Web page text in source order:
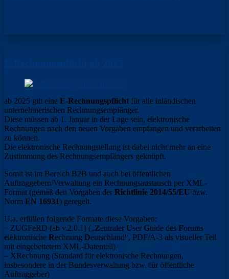
ab 2025 gilt eine E-Rechnungspflicht für alle inländischen
unternehmerischen Rechnungsempfänger.
Diese müssen ab 1. Januar in der Lage sein, elektronische
Rechnungen nach den neuen Vorgaben empfangen und verarbeiten
zu können.
Die elektronische Rechnungstellung ist dabei nicht mehr an eine
Zustimmung des Rechnungsempfängers geknüpft.
Somit ist im Bereich B2B und auch bei öffentlichen
Auftraggebern/Verwaltung ein Rechnungsaustausch per XML-
Format (gemäß den Vorgaben der Richtlinie 2014/55/EU bzw.
Norm EN 16931) geregelt.
U.a. erfüllen folgende Formate diese Vorgaben:
– ZUGFeRD (ab v.2.0.1) („Zentraler User Guide des Forums
elektronische Rechnung Deutschland“, PDF/A-3 als visueller Teil
mit eingebettetem XML-Datenteil)
– XRechnung (Standard für elektronische Rechnungen,
insbesondere in der Bundesverwaltung bzw. für öffentliche
Auftraggeber)